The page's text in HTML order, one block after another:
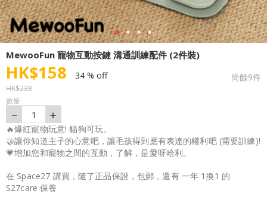
MewooFun 寵物互動按鍵 溝通訓練配件 (2件裝)
HK$158 34 % off 尚餘9件
HK$238
數量
－ 1 ＋
🔥爆紅寵物玩意! 貓狗可玩。
🤝讓你知道主子的心意吧，讓毛孩得到應有表達的權利吧 (需要訓練)!
💗增加您和寵物之間的互動，了解，是愛呀哈利。
在 Space27 講買，隨了正品保證，包郵，還有 一年 1換1 的
S27care 保養